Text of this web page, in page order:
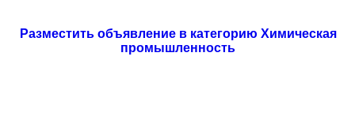
Разместить объявление в категорию Химическая
промышленность